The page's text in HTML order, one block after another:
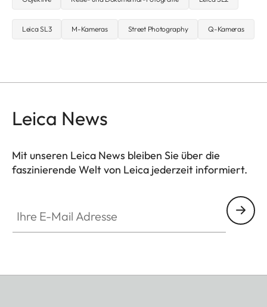
Leica SL3 M-Kameras Street Photography Q-Kameras
Leica News
Mit unseren Leica News bleiben Sie über die
faszinierende Welt von Leica jederzeit informiert.